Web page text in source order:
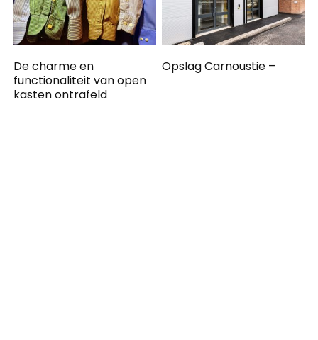
De charme en
functionaliteit van open
kasten ontrafeld
Opslag Carnoustie –